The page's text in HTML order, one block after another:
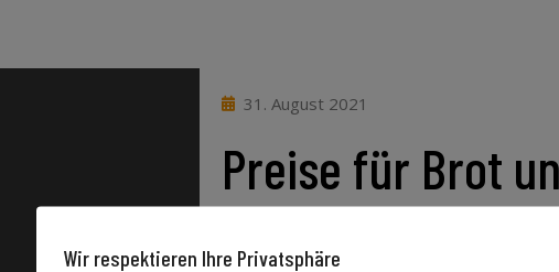
31. August 2021
Preise für Brot
steigen ab Herbst
Wir respektieren Ihre Privatsphäre